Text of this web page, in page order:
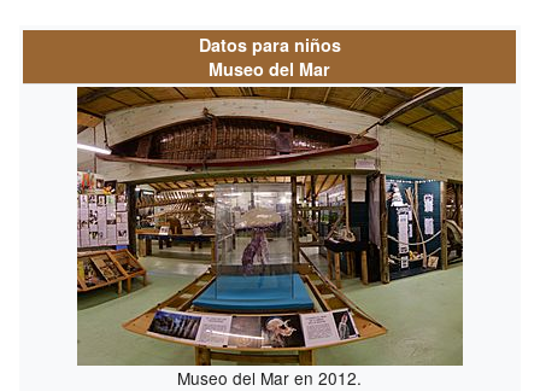
Datos para niños
Museo del Mar
Museo del Mar en 2012.